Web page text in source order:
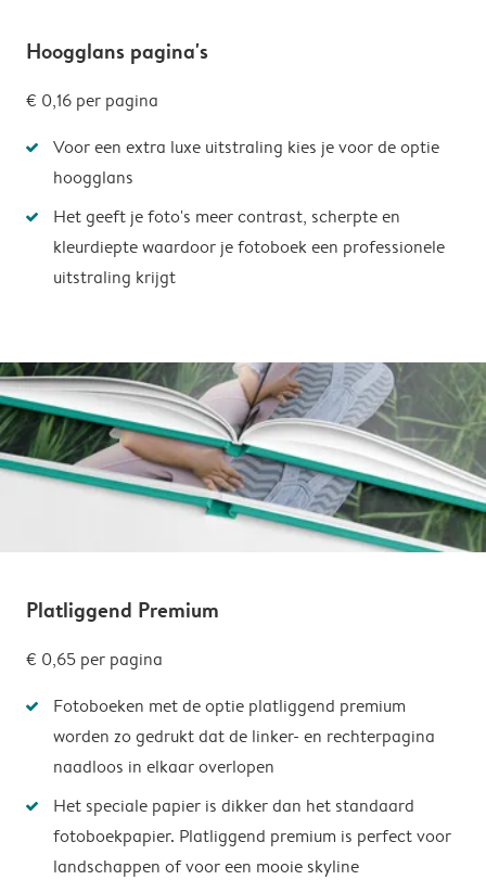
Hoogglans pagina's
€ 0,16 per pagina
Voor een extra luxe uitstraling kies je voor de optie
hoogglans
Het geeft je foto's meer contrast, scherpte en
kleurdiepte waardoor je fotoboek een professionele
uitstraling krijgt
Platliggend Premium
€ 0,65 per pagina
Fotoboeken met de optie platliggend premium
worden zo gedrukt dat de linker- en rechterpagina
naadloos in elkaar overlopen
Het speciale papier is dikker dan het standaard
fotoboekpapier. Platliggend premium is perfect voor
landschappen of voor een mooie skyline